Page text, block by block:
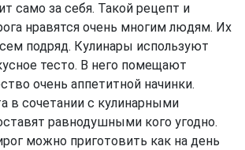
само за себя. Такой рецепт и
нравятся очень многим людям. Их
подряд. Кулинары используют
тесто. В него помещают
очень аппетитной начинки.
в сочетании с кулинарными
равнодушными кого угодно.
можно приготовить как на день